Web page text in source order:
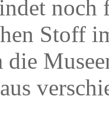
noch
Stoff